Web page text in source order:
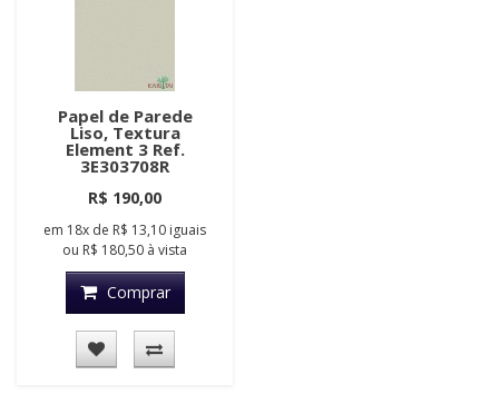
Papel de Parede
Liso, Textura
Element 3 Ref.
3E303708R
R$ 190,00
em 18x de R$ 13,10 iguais
ou R$ 180,50 à vista
Comprar